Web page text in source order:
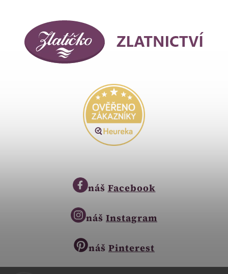
náš Facebook
náš Instagram
náš Pinterest